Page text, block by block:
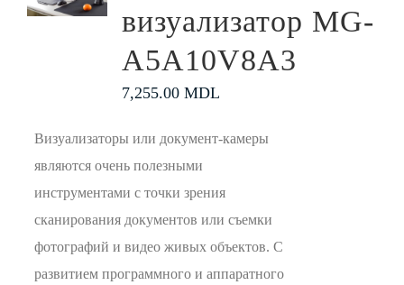
визуализатор MG-
A5A10V8A3
7,255.00 MDL
Визуализаторы или документ-камеры
являются очень полезными
инструментами с точки зрения
сканирования документов или съемки
фотографий и видео живых объектов. С
развитием программного и аппаратного